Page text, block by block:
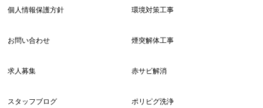
個人情報保護方針
お問い合わせ
求人募集
スタッフブログ
環境対策工事
煙突解体工事
赤サビ解消
ポリピグ洗浄